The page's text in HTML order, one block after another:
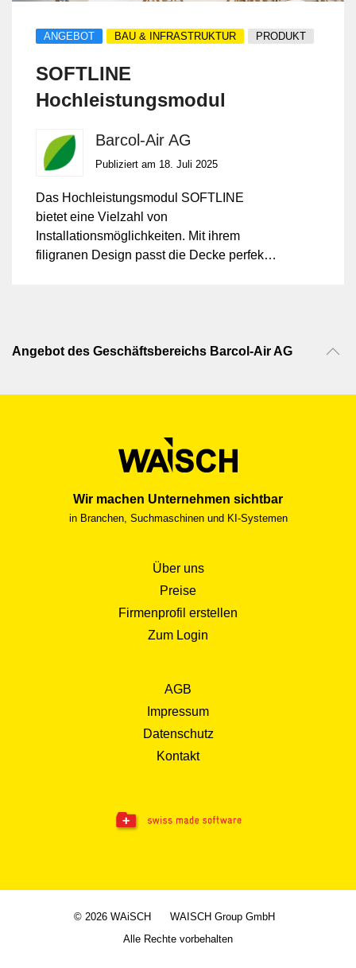
ANGEBOT BAU & INFRASTRUKTUR PRODUKT
SOFTLINE
Hochleistungsmodul
Barcol-Air AG
Publiziert am 18. Juli 2025
Das Hochleistungsmodul SOFTLINE
bietet eine Vielzahl von
Installationsmöglichkeiten. Mit ihrem
filigranen Design passt die Decke perfekt
Angebot des Geschäftsbereichs Barcol-Air AG
Wir machen Unternehmen sichtbar
in Branchen, Suchmaschinen und KI-Systemen
Über uns
Preise
Firmenprofil erstellen
Zum Login
AGB
Impressum
Datenschutz
Kontakt
© 2026 WAiSCH
WAISCH Group GmbH
Alle Rechte vorbehalten